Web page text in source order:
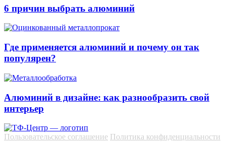
6 причин выбрать алюминий
Где применяется алюминий и почему он так
популярен?
Алюминий в дизайне: как разнообразить свой
интерьер
Пользовательское соглашение Политика конфиденциальности